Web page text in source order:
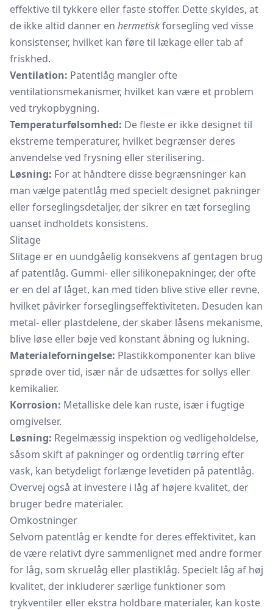
effektive til tykkere eller faste stoffer. Dette skyldes, at
de ikke altid danner en hermetiskforsegling ved visse
konsistenser, hvilket kan føre til lækage eller tab af
friskhed.
Ventilation: Patentlåg mangler ofte
ventilationsmekanismer, hvilket kan være et problem
ved trykopbygning.
Temperaturfølsomhed: De fleste er ikke designet til
ekstreme temperaturer, hvilket begrænser deres
anvendelse ved frysning eller sterilisering.
Løsning: For at håndtere disse begrænsninger kan
man vælge patentlåg med specielt designet pakninger
eller forseglingsdetaljer, der sikrer en tæt forsegling
uanset indholdets konsistens.
Slitage
Slitage er en uundgåelig konsekvens af gentagen brug
af patentlåg. Gummi- eller silikonepakninger, der ofte
er en del af låget, kan med tiden blive stive eller revne,
hvilket påvirker forseglingseffektiviteten. Desuden kan
metal- eller plastdelene, der skaber låsens mekanisme,
blive løse eller bøje ved konstant åbning og lukning.
Materialeforningelse: Plastikkomponenter kan blive
sprøde over tid, især når de udsættes for sollys eller
kemikalier.
Korrosion: Metalliske dele kan ruste, især i fugtige
omgivelser.
Løsning: Regelmæssig inspektion og vedligeholdelse,
såsom skift af pakninger og ordentlig tørring efter
vask, kan betydeligt forlænge levetiden på patentlåg.
Overvej også at investere i låg af højere kvalitet, der
bruger bedre materialer.
Omkostninger
Selvom patentlåg er kendte for deres effektivitet, kan
de være relativt dyre sammenlignet med andre former
for låg, som skruelåg eller plastiklåg. Specielt låg af høj
kvalitet, der inkluderer særlige funktioner som
trykventiler eller ekstra holdbare materialer, kan koste